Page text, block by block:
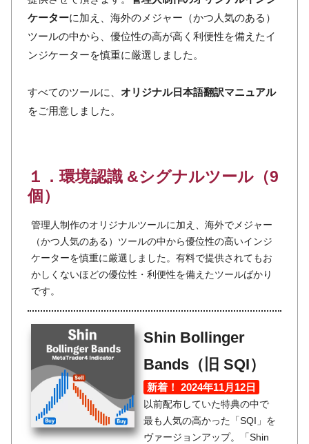
ケーターに加え、海外のメジャー（かつ人気のある）
ツールの中から、優位性の高が高く利便性を備えたイ
ンジケーターを慎重に厳選しました。
すべてのツールに、 オリジナル日本語翻訳マニュアル
をご用意しました。
１．環境認識 &シグナルツール（9
個）
管理人制作のオリジナルツールに加え、海外でメジャー
（かつ人気のある）ツールの中から優位性の高いインジ
ケーターを慎重に厳選しました。有料で提供されてもお
かしくないほどの優位性・利便性を備えたツールばかり
です。
Shin Bollinger
Bands（旧 SQI）
新着！ 2024年11月12日
以前配布していた特典の中で
最も人気の高かった「SQI」を
ヴァージョンアップ。「Shin